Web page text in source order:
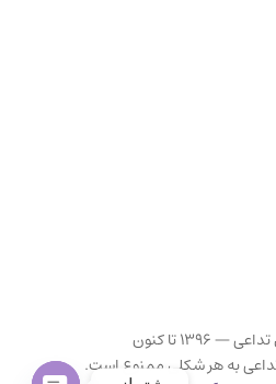
۱۳۹۶ تا کنون
به هر شکلی ممنوع است.